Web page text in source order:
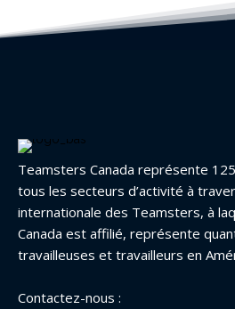
Teamsters Canada représente
tous les secteurs d’activité à
internationale des Teamsters, à
Canada est affilié, représente
travailleuses et travailleurs en
Contactez-nous :